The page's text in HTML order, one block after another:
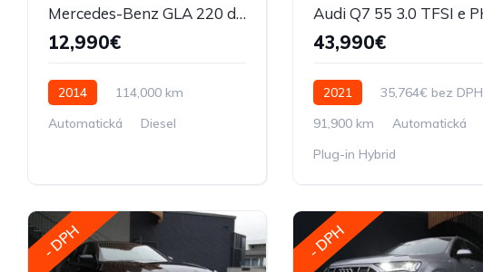
Mercedes-Benz GLA 220 d 4MATIC A/T
12,990€
2014
114,000 km
Automatická
Diesel
43,990€
2021
35,764€ bez DPH
91,900 km
Automatická
Plug-in Hybrid
- DPH - DPH